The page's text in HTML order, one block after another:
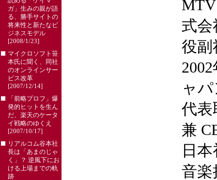
ガ」生みの親が語
る、勝手サイトの
将来性と新たなビ
ジネスモデル
[2008/1/23]
マイクロソフト笹
本氏に聞く、同社
のオンラインサー
ビス改革
[2007/12/14]
「前略プロフ」爆
発的ヒットを生ん
だ、楽天のケータ
イ戦略のゆくえ
[2007/10/17]
リアルコム谷本社
長は「あまのじゃ
く」？ 逆風下にお
ける上場までの軌
跡
式
役副
ャ
代表
兼
日
音楽